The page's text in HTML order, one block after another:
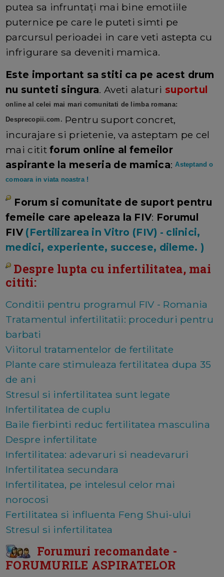
putea sa infruntați mai bine emotiile
puternice pe care le puteti simti pe
parcursul perioadei in care veti astepta cu
infrigurare sa deveniti mamica.
Este important sa stiti ca pe acest drum
nu sunteti singura. Aveti alaturi suportul
online al celei mai mari comunitati de limba romana:
Desprecopii.com. Pentru suport concret,
incurajare si prietenie, va asteptam pe cel
mai cititforum online al femeilor
aspirante la meseria de mamica:Asteptand o
comoara in viata noastra!
Forum si comunitate de suport pentru
femeile care apeleaza la FIV: Forumul
FIV(Fertilizarea in Vitro (FIV) - clinici,
medici, experiente, succese, dileme. )
Despre lupta cu infertilitatea, mai
cititi:
Conditii pentru programul FIV - Romania
Tratamentul infertilitatii: proceduri pentru
barbati
Viitorul tratamentelor de fertilitate
Plante care stimuleaza fertilitatea dupa 35
de ani
Stresul si infertilitatea sunt legate
Infertilitatea de cuplu
Baile fierbinti reduc fertilitatea masculina
Despre infertilitate
Infertilitatea: adevaruri si neadevaruri
Infertilitatea secundara
Infertilitatea, pe intelesul celor mai
norocosi
Fertilitatea si influenta Feng Shui-ului
Stresul si infertilitatea
Forumuri recomandate -
FORUMURILE ASPIRATELOR